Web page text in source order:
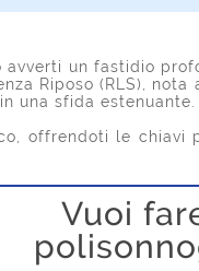
un fastidio
Riposo (RLS), nota
una sfida estenuante.
offrendoti le chiavi
Vuoi